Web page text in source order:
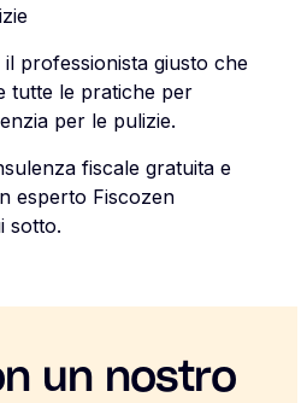
professionista giusto che
tutte le pratiche per
per le pulizie.
fiscale gratuita e
esperto Fiscozen
sotto.
un nostro